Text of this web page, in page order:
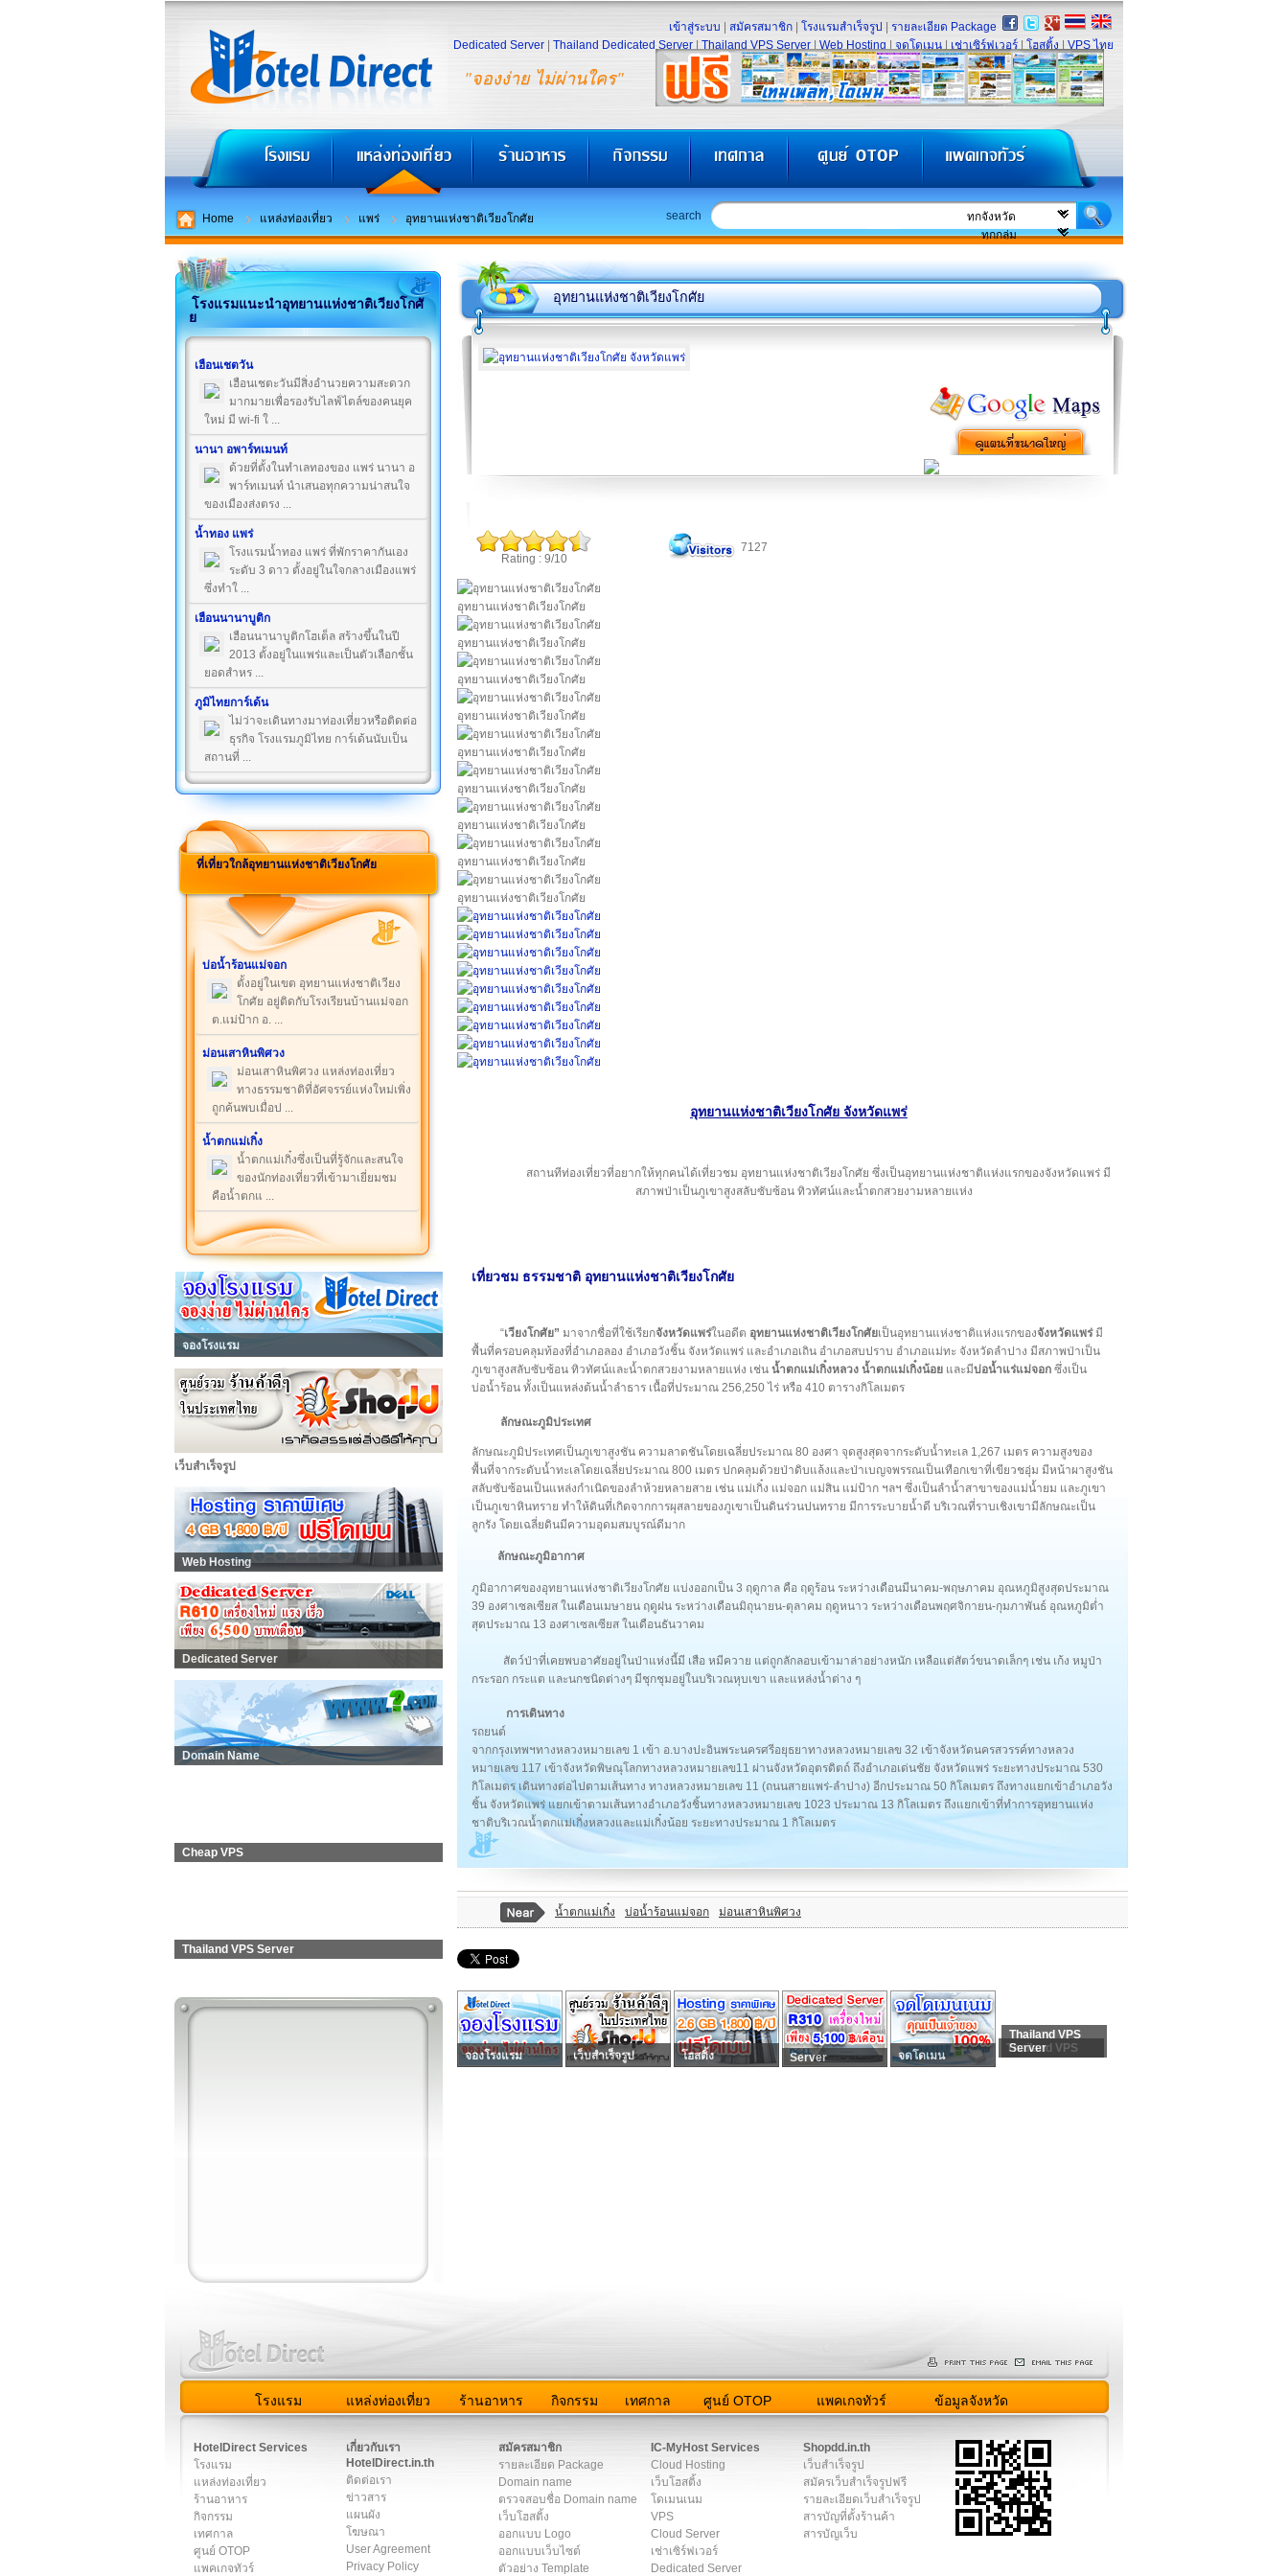
"จองง่าย ไม่ผ่านใคร"
เข้าสู่ระบบ สมัครสมาชิก โรงแรมสำเร็จรูป
รายละเอียด Package
Dedicated Server
Thailand Dedicated Server Thailand VPS Server Web Hosting จดโดเมน เช่าเซิร์ฟเวอร์ โฮสติ้ง VPS ไทย
Home แหล่งท่องเที่ยว แพร่ อุทยานแห่งชาติเวียงโกศัย search
โรงแรมแนะนำอุทยานแห่งชาติเวียงโกศั
ย
เฮือนเชตวัน
เฮือนเชตะวันมีสิ่งอำนวยความสะดวก
มากมายเพื่อรองรับไลฟ์ไตล์ของคนยุค
ใหม่ มี wi-fi ใ ...
นานา อพาร์ทเมนท์
ด้วยที่ตั้งในทำเลทองของ แพร่ นานา อ
พาร์ทเมนท์ นำเสนอทุกความน่าสนใจ
ของเมืองส่งตรง ...
น้ำทอง แพร่
โรงแรมน้ำทอง แพร่ ที่พักราคากันเอง
ระดับ 3 ดาว ตั้งอยู่ในใจกลางเมืองแพร่
ซึ่งทำใ ...
เฮือนนานาบูติก
เฮือนนานาบูติกโฮเต็ล สร้างขึ้นในปี
2013 ตั้งอยู่ในแพร่และเป็นตัวเลือกชั้น
ยอดสำหร ...
ภูมิไทยการ์เด้น
ไม่ว่าจะเดินทางมาท่องเที่ยวหรือติดต่อ
ธุรกิจ โรงแรมภูมิไทย การ์เด้นนับเป็น
สถานที่ ...
ที่เที่ยวใกล้อุทยานแห่งชาติเวียงโกศัย
บ่อน้ำร้อนแม่จอก
ตั้งอยู่ในเขต อุทยานแห่งชาติเวียง
โกศัย อยู่ติดกับโรงเรียนบ้านแม่จอก
ต.แม่ป้าก อ. ...
ม่อนเสาหินพิศวง
ม่อนเสาหินพิศวง แหล่งท่องเที่ยว
ทางธรรมชาติที่อัศจรรย์แห่งใหม่เพิ่ง
ถูกค้นพบเมื่อป ...
น้ำตกแม่เกิ๋ง
น้ำตกแม่เกิ๋งซึ่งเป็นที่รู้จักและสนใจ
ของนักท่องเที่ยวที่เข้ามาเยี่ยมชม
คือน้ำตกแ ...
จองโรงแรม
เว็บสำเร็จรูป
Web Hosting
Dedicated Server
Domain Name
Cheap VPS
Thailand VPS Server
อุทยานแห่งชาติเวียงโกศัย
Rating : 9/10
7127
อุทยานแห่งชาติเวียงโกศัย
อุทยานแห่งชาติเวียงโกศัย
อุทยานแห่งชาติเวียงโกศัย
อุทยานแห่งชาติเวียงโกศัย
อุทยานแห่งชาติเวียงโกศัย
อุทยานแห่งชาติเวียงโกศัย
อุทยานแห่งชาติเวียงโกศัย
อุทยานแห่งชาติเวียงโกศัย
อุทยานแห่งชาติเวียงโกศัย
อุทยานแห่งชาติเวียงโกศัย จังหวัดแพร่
สถานทีท่องเที่ยวที่อยากให้ทุกคนได้เที่ยวชม อุทยานแห่งชาติเวียงโกศัย ซึ่งเป็นอุทยานแห่งชาติแห่งแรกของจังหวัดแพร่ มี
สภาพป่าเป็นภูเขาสูงสลับซับซ้อน ทิวทัศน์และน้ำตกสวยงามหลายแห่ง
เที่ยวชม ธรรมชาติ อุทยานแห่งชาติเวียงโกศัย
“เวียงโกศัย” มาจากชื่อที่ใช้เรียกจังหวัดแพร่ในอดีต อุทยานแห่งชาติเวียงโกศัยเป็นอุทยานแห่งชาติแห่งแรกของจังหวัดแพร่มี
พื้นที่ครอบคลุมท้องที่อำเภอลอง อำเภอวังชิ้น จังหวัดแพร่ และอำเภอเถิน อำเภอสบปราบ อำเภอแม่ทะ จังหวัดลำปาง มีสภาพป่าเป็น
ภูเขาสูงสลับซับซ้อน ทิวทัศน์และน้ำตกสวยงามหลายแห่ง เช่น น้ำตกแม่เกิ๋งหลวง น้ำตกแม่เกิ๋งน้อย และมีบ่อน้ำแร่แม่จอก ซึ่งเป็น
บ่อน้ำร้อน ทั้งเป็นแหล่งต้นน้ำลำธาร เนื้อที่ประมาณ 256,250 ไร่ หรือ 410 ตารางกิโลเมตร
ลักษณะภูมิประเทศ
ลักษณะภูมิประเทศเป็นภูเขาสูงชัน ความลาดชันโดยเฉลี่ยประมาณ 80 องศา จุดสูงสุดจากระดับน้ำทะเล 1,267 เมตร ความสูงของ
พื้นที่จากระดับน้ำทะเลโดยเฉลี่ยประมาณ 800 เมตร ปกคลุมด้วยป่าดิบแล้งและป่าเบญจพรรณเป็นเทือกเขาที่เขียวชอุ่ม มีหน้าผาสูงชัน
สลับซับซ้อนเป็นแหล่งกำเนิดของลำห้วยหลายสาย เช่น แม่เกิ๋ง แม่จอก แม่สิน แม่ป้าก ฯลฯ ซึ่งเป็นลำน้ำสาขาของแม่น้ำยม และภูเขา
เป็นภูเขาหินทราย ทำให้ดินที่เกิดจากการผุสลายของภูเขาเป็นดินร่วนปนทราย มีการระบายน้ำดี บริเวณที่ราบเชิงเขามีลักษณะเป็น
ลูกรัง โดยเฉลี่ยดินมีความอุดมสมบูรณ์ดีมาก
ลักษณะภูมิอากาศ
ภูมิอากาศของอุทยานแห่งชาติเวียงโกศัย แบ่งออกเป็น 3 ฤดูกาล คือ ฤดูร้อน ระหว่างเดือนมีนาคม-พฤษภาคม อุณหภูมิสูงสุดประมาณ
39 องศาเซลเซียส ในเดือนเมษายน ฤดูฝน ระหว่างเดือนมิถุนายน-ตุลาคม ฤดูหนาว ระหว่างเดือนพฤศจิกายน-กุมภาพันธ์ อุณหภูมิต่ำ
สุดประมาณ 13 องศาเซลเซียส ในเดือนธันวาคม
สัตว์ป่าที่เคยพบอาศัยอยู่ในป่าแห่งนี้มี เสือ หมีควาย แต่ถูกลักลอบเข้ามาล่าอย่างหนัก เหลือแต่สัตว์ขนาดเล็กๆ เช่น เก้ง หมูป่า
กระรอก กระแต และนกชนิดต่างๆ มีชุกชุมอยู่ในบริเวณหุบเขา และแหล่งน้ำต่าง ๆ
การเดินทาง
รถยนต์
จากกรุงเทพฯทางหลวงหมายเลข 1 เข้า อ.บางปะอินพระนครศรีอยุธยาทางหลวงหมายเลข 32 เข้าจังหวัดนครสวรรค์ทางหลวง
หมายเลข 117 เข้าจังหวัดพิษณุโลกทางหลวงหมายเลข11 ผ่านจังหวัดอุตรดิตถ์ ถึงอำเภอเด่นชัย จังหวัดแพร่ ระยะทางประมาณ 530
กิโลเมตร เดินทางต่อไปตามเส้นทาง ทางหลวงหมายเลข 11 (ถนนสายแพร่-ลำปาง) อีกประมาณ 50 กิโลเมตร ถึงทางแยกเข้าอำเภอวัง
ชิ้น จังหวัดแพร่ แยกเข้าตามเส้นทางอำเภอวังชิ้นทางหลวงหมายเลข 1023 ประมาณ 13 กิโลเมตร ถึงแยกเข้าที่ทำการอุทยานแห่ง
ชาติบริเวณน้ำตกแม่เกิ๋งหลวงและแม่เกิ๋งน้อย ระยะทางประมาณ 1 กิโลเมตร
น้ำตกแม่เกิ๋ง บ่อน้ำร้อนแม่จอก ม่อนเสาหินพิศวง
จองโรงแรม เว็บสำเร็จรูป โฮสติ้ง Server จดโดเมน
Thailand VPS
Thailand VPS
Server
โรงแรม แหล่งท่องเที่ยว ร้านอาหาร กิจกรรม เทศกาล ศูนย์ OTOP แพคเกจทัวร์ ข้อมูลจังหวัด
HotelDirect Services
โรงแรม
แหล่งท่องเที่ยว
ร้านอาหาร
กิจกรรม
เทศกาล
ศูนย์ OTOP
แพคเกจทัวร์
เกี่ยวกับเรา
HotelDirect.in.th
ติดต่อเรา
ข่าวสาร
แผนผัง
โฆษณา
User Agreement
Privacy Policy
สมัครสมาชิก
รายละเอียด Package
Domain name
ตรวจสอบชื่อ Domain name
เว็บโฮสติ้ง
ออกแบบ Logo
ออกแบบเว็บไซต์
ตัวอย่าง Template
IC-MyHost Services
Cloud Hosting
เว็บโฮสติ้ง
โดเมนเนม
VPS
Cloud Server
เช่าเซิร์ฟเวอร์
Dedicated Server
Shopdd.in.th
เว็บสำเร็จรูป
สมัครเว็บสำเร็จรูปฟรี
รายละเอียดเว็บสำเร็จรูป
สารบัญที่ตั้งร้านค้า
สารบัญเว็บ